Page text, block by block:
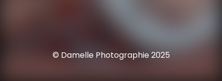
© Damelle Photographie 2025